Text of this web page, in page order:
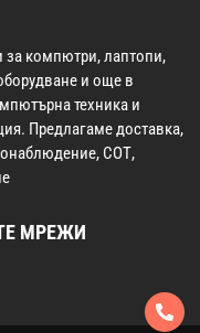
за компютри, лаптопи,
и още в
техника и
Предлагаме доставка,
СОТ,
МРЕЖИ